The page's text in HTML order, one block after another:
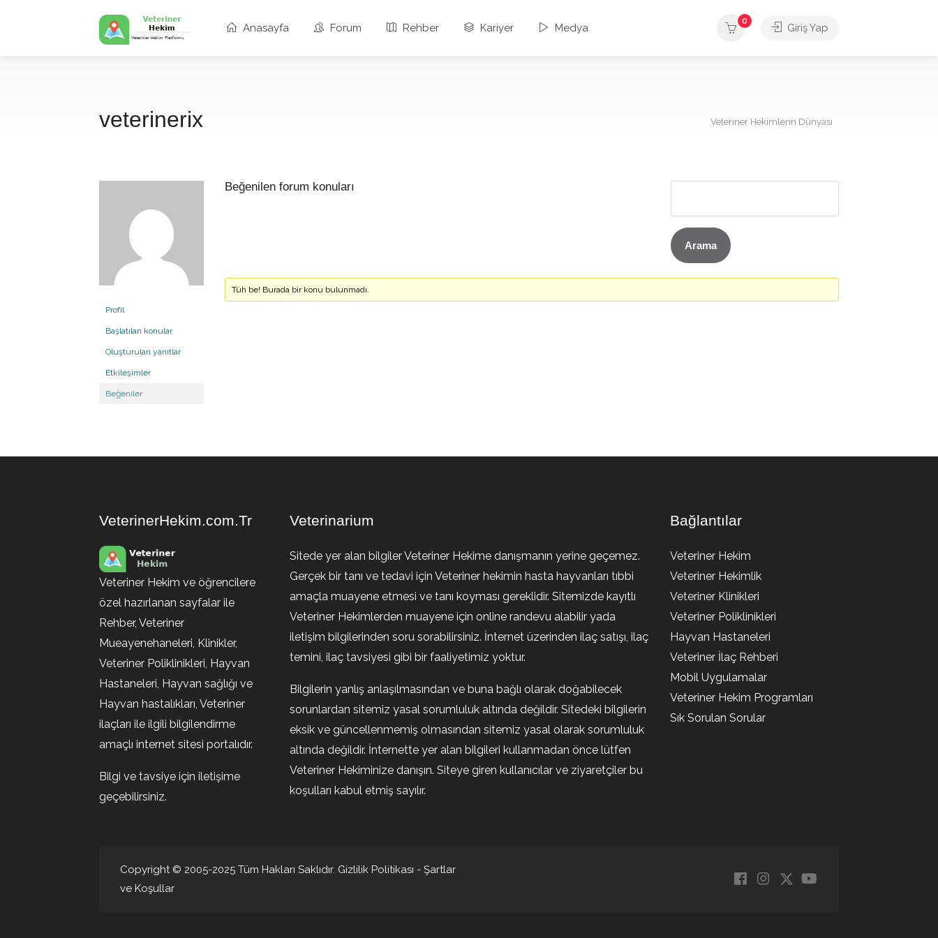
Anasayfa Forum Rehber Kariyer Medya
0
Giriş Yap
veterinerix Veteriner Hekimlerin Dünyası
Profil
Başlatılan konular
Oluşturulan yanıtlar
Etkileşimler
Beğeniler
Beğenilen forum konuları
Tüh be! Burada bir konu bulunmadı.
VeterinerHekim.com.Tr
Veteriner Hekim ve öğrencilere
özel hazırlanan sayfalar ile
Rehber, Veteriner
Mueayenehaneleri, Klinikler,
Veteriner Poliklinikleri, Hayvan
Hastaneleri, Hayvan sağlığı ve
Hayvan hastalıkları, Veteriner
ilaçları ile ilgili bilgilendirme
amaçlı internet sitesi portalıdır.
Bilgi ve tavsiye için iletişime
geçebilirsiniz.
Veterinarium
Sitede yer alan bilgiler Veteriner Hekime danışmanın yerine geçemez.
Gerçek bir tanı ve tedavi için Veteriner hekimin hasta hayvanları tıbbi
amaçla muayene etmesi ve tanı koyması gereklidir. Sitemizde kayıtlı
Veteriner Hekimlerden muayene için online randevu alabilir yada
iletişim bilgilerinden soru sorabilirsiniz. İnternet üzerinden ilaç satışı, ilaç
temini, ilaç tavsiyesi gibi bir faaliyetimiz yoktur.
Bilgilerin yanlış anlaşılmasından ve buna bağlı olarak doğabilecek
sorunlardan sitemiz yasal sorumluluk altında değildir. Sitedeki bilgilerin
eksik ve güncellenmemiş olmasından sitemiz yasal olarak sorumluluk
altında değildir. İnternette yer alan bilgileri kullanmadan önce lütfen
Veteriner Hekiminize danışın. Siteye giren kullanıcılar ve ziyaretçiler bu
koşulları kabul etmiş sayılır.
Bağlantılar
Veteriner Hekim
Veteriner Hekimlik
Veteriner Klinikleri
Veteriner Poliklinikleri
Hayvan Hastaneleri
Veteriner İlaç Rehberi
Mobil Uygulamalar
Veteriner Hekim Programları
Sık Sorulan Sorular
Copyright © 2005-2025 Tüm Hakları Saklıdır. Gizlilik Politikası - Şartlar
ve Koşullar